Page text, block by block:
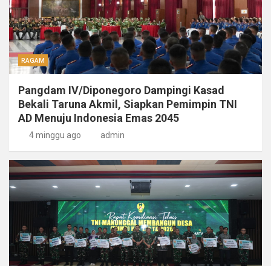
RAGAM
Pangdam IV/Diponegoro Dampingi Kasad
Bekali Taruna Akmil, Siapkan Pemimpin TNI
AD Menuju Indonesia Emas 2045
4 minggu ago admin